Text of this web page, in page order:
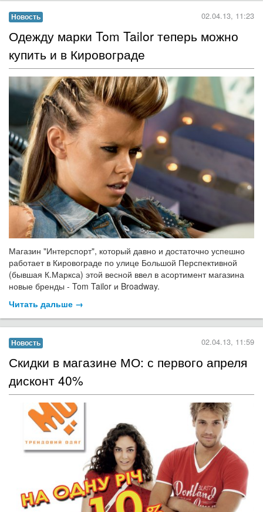
Новость 02.04.13, 11:23
Одежду марки Tom Tailor теперь можно
купить и в Кировограде
Магазин "Интерспорт", который давно и достаточно успешно
работает в Кировограде по улице Большой Перспективной
(бывшая К.Маркса) этой весной ввел в асортимент магазина
новые бренды - Tom Tailor и Broadway.
Читать дальше →
Новость 02.04.13, 11:59
Скидки в магазине МО: с первого апреля
дисконт 40%